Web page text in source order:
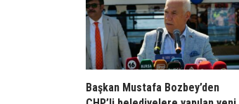
Başkan Mustafa Bozbey’den